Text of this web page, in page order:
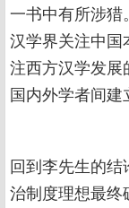
一书中有所涉
汉学界关注中
注西方汉学发
国内外学者间建
回到李先生的
治制度理想最